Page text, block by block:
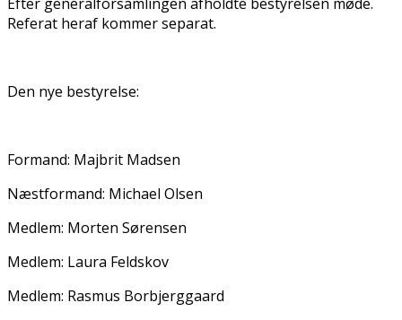
Referat heraf kommer separat.
Den nye bestyrelse:
Formand: Majbrit Madsen
Næstformand: Michael Olsen
Medlem: Morten Sørensen
Medlem: Laura Feldskov
Medlem: Rasmus Borbjerggaard